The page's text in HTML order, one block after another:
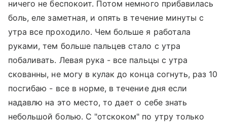
ничего не беспокоит. Потом немного прибавилась
боль, еле заметная, и опять в течение минуты с
утра все проходило. Чем больше я работала
руками, тем больше пальцев стало с утра
побаливать. Левая рука - все пальцы с утра
скованны, не могу в кулак до конца согнуть, раз 10
посгибаю - все в норме, в течение дня если
надавлю на это место, то дает о себе знать
небольшой болью. С "отскоком" по утру только